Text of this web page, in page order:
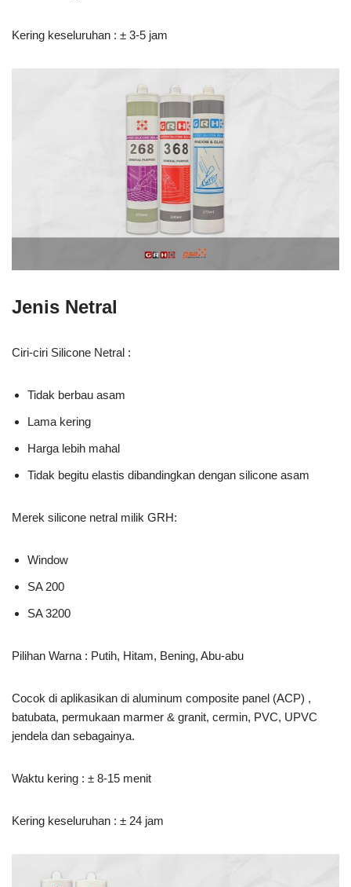
Kering keseluruhan : ± 3-5 jam
Jenis Netral
Ciri-ciri Silicone Netral :
Tidak berbau asam
Lama kering
Harga lebih mahal
Tidak begitu elastis dibandingkan dengan silicone asam
Merek silicone netral milik GRH:
Window
SA 200
SA 3200
Pilihan Warna : Putih, Hitam, Bening, Abu-abu
Cocok di aplikasikan di aluminum composite panel (ACP) ,
batubata, permukaan marmer & granit, cermin, PVC, UPVC
jendela dan sebagainya.
Waktu kering : ± 8-15 menit
Kering keseluruhan : ± 24 jam